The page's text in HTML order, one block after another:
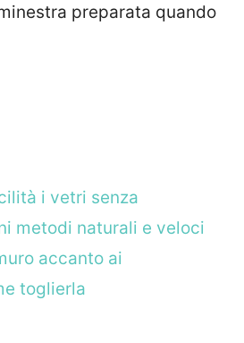
preparata quando
i vetri senza
metodi naturali e veloci
accanto ai
toglierla